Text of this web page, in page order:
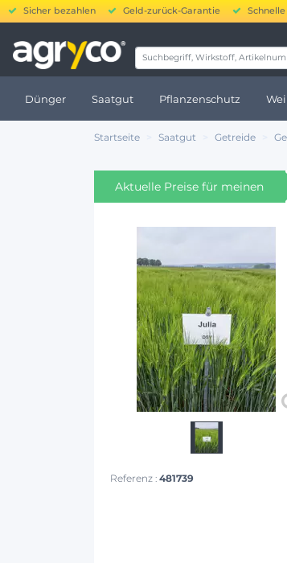
Sicher bezahlen Geld-zurück-Garantie
Dünger Saatgut Pflanzenschutz
Startseite Saatgut Getreide
Aktuelle Preise für meinen
Referenz : 481739